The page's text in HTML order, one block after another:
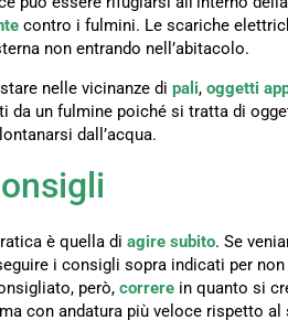
contro i fulmini. Le scariche
non entrando nell’abitacolo.
nelle vicinanze di pali, oggetti
da un fulmine poiché si tratta di
dall’acqua.
è quella di agire subito. Se
i consigli sopra indicati per
però, correre in quanto si
con andatura più veloce rispetto al